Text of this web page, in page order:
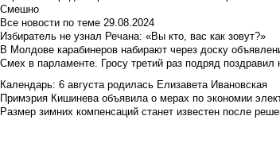
Смешно
Все новости по теме 29.08.2024
Избиратель не узнал Речана: «Вы кто, вас как зовут?»
В Молдове карабинеров набирают через доску
Смех в парламенте. Гросу третий раз подряд
Календарь: 6 августа родилась Елизавета Ивановская
Примэрия Кишинева объявила о мерах по экономии
Размер зимних компенсаций станет известен после